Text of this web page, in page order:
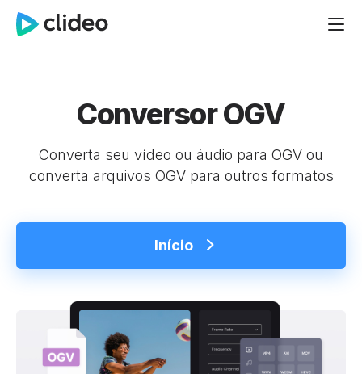
Conversor OGV
Converta seu vídeo ou áudio para OGV ou
converta arquivos OGV para outros formatos
Início